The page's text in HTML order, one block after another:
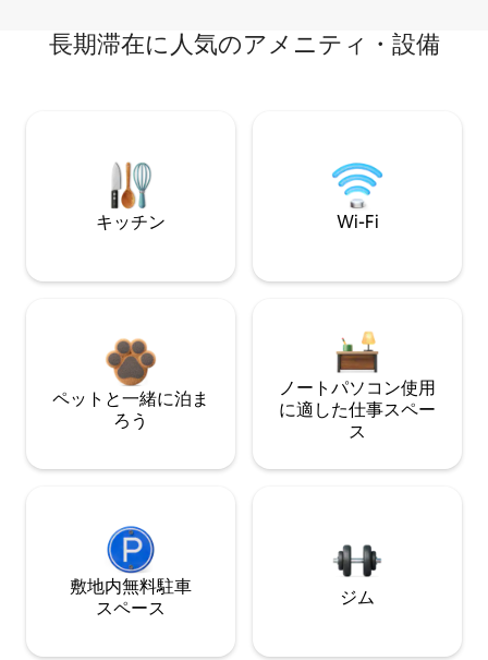
長期滞在に人気のアメニティ・設備
キッチン Wi-Fi
ペットと一緒に泊ま
ろう
ノートパソコン使用
に適した仕事スペー
ス
敷地内無料駐⁠車
ス⁠ペ⁠ー⁠ス
ジム